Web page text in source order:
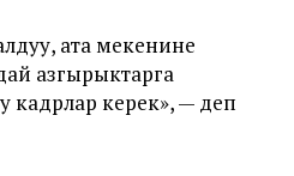
ата мекенине
азгырыктарга
кадрлар керек», — деп